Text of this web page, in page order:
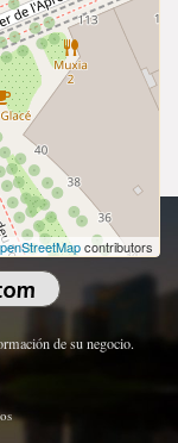
contributors
reservados.
de su negocio.